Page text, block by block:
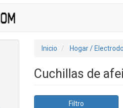
Inicio Hogar /
Cuchillas de
Filtro